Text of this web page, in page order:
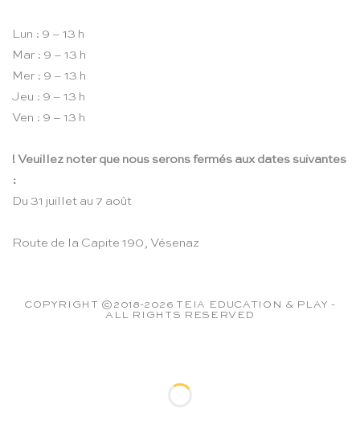
Lun : 9 – 13 h
Mar : 9 – 13 h
Mer : 9 – 13 h
Jeu : 9 – 13 h
Ven : 9 – 13 h
! Veuillez noter que nous serons fermés aux dates suivantes
:
Du 31 juillet au 7 août
Route de la Capite 190, Vésenaz
COPYRIGHT ©2018-2026 TEIA EDUCATION & PLAY -
ALL RIGHTS RESERVED